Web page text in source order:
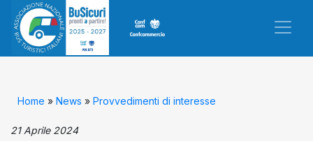
Home » News » Provvedimenti di interesse
21 Aprile 2024